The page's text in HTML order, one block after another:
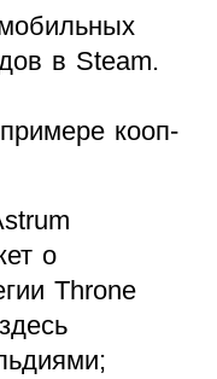
в Steam.
кооп-
о
Throne